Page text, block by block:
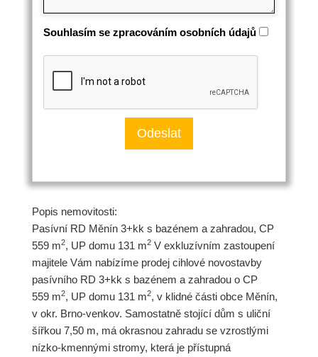
Souhlasím se zpracováním osobních údajů
Popis nemovitosti:
Pasívní RD Měnín 3+kk s bazénem a zahradou, CP
559 m2, UP domu 131 m2 V exkluzívním zastoupení
majitele Vám nabízíme prodej cihlové novostavby
pasívního RD 3+kk s bazénem a zahradou o CP
559 m2, UP domu 131 m2, v klidné části obce Měnín,
v okr. Brno-venkov. Samostatně stojící dům s uliční
šířkou 7,50 m, má okrasnou zahradu se vzrostlými
nízko-kmennými stromy, která je přístupná